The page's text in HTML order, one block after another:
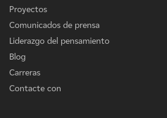
Proyectos
Comunicados de prensa
Liderazgo del pensamiento
Blog
Carreras
Contacte con